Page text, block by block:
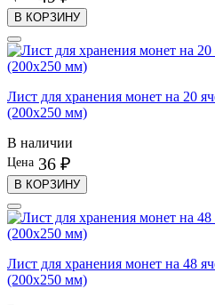
В КОРЗИНУ
Лист для хранения монет на 20
(200х250 мм)
В наличии
Цена 36 ₽
В КОРЗИНУ
Лист для хранения монет на 48
(200х250 мм)